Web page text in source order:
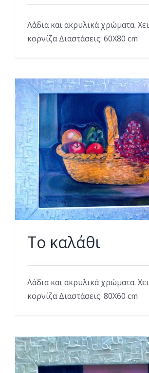
Λάδια και ακρυλικά χρώματα.
κορνίζα Διαστάσεις: 60Χ80 cm
Το καλάθι
Λάδια και ακρυλικά χρώματα.
κορνίζα Διαστάσεις: 80Χ60 cm